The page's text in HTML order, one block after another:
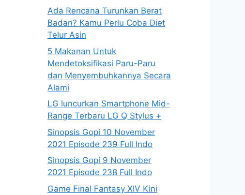
Ada Rencana Turunkan Berat
Badan? Kamu Perlu Coba Diet
Telur Asin
5 Makanan Untuk
Mendetoksifikasi Paru-Paru
dan Menyembuhkannya Secara
Alami
LG luncurkan Smartphone Mid-
Range Terbaru LG Q Stylus +
Sinopsis Gopi 10 November
2021 Episode 239 Full Indo
Sinopsis Gopi 9 November
2021 Episode 238 Full Indo
Game Final Fantasy XIV Kini